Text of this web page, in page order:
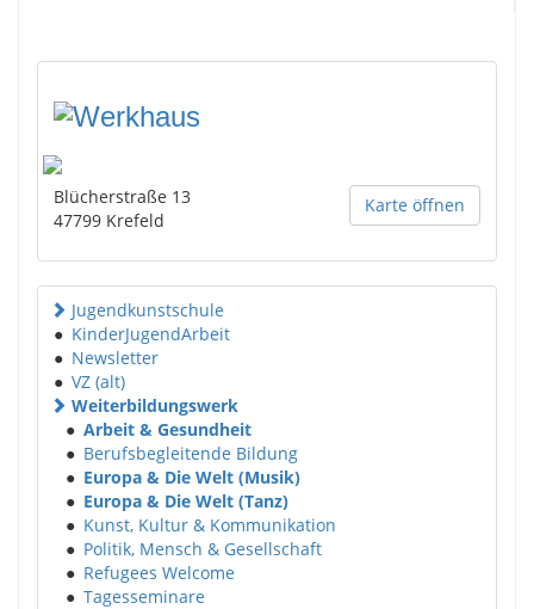
Karte öffnen
Blücherstraße 13
47799 Krefeld
Jugendkunstschule
● KinderJugendArbeit
● Newsletter
● VZ (alt)
Weiterbildungswerk
● Arbeit & Gesundheit
● Berufsbegleitende Bildung
● Europa & Die Welt (Musik)
● Europa & Die Welt (Tanz)
● Kunst, Kultur & Kommunikation
● Politik, Mensch & Gesellschaft
● Refugees Welcome
● Tagesseminare